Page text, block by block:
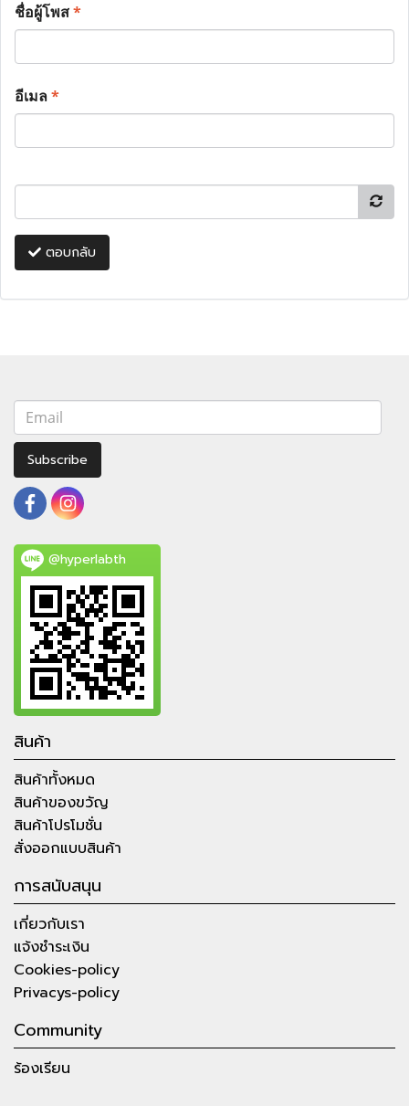
ชื่อผู้โพส*
อีเมล*
ตอบกลับ
Subscribe
@hyperlabth
สินค้า
สินค้าทั้งหมด
สินค้าของขวัญ
สินค้าโปรโมชั่น
สั่งออกแบบสินค้า
การสนับสนุน
เกี่ยวกับเรา
แจ้งชำระเงิน
Cookies-policy
Privacys-policy
Community
ร้องเรียน